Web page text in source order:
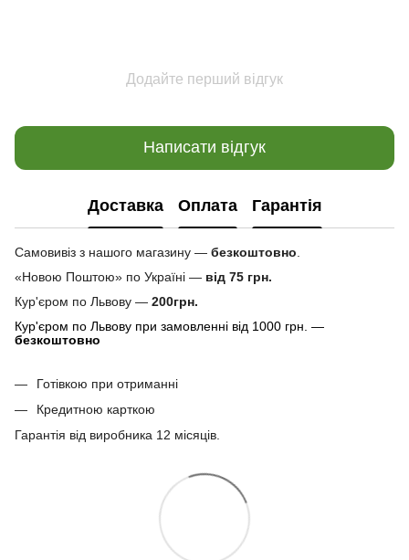
Додайте перший відгук
Написати відгук
Доставка Оплата Гарантія
Самовивіз з нашого магазину — безкоштовно
«Новою Поштою» по Україні — від 75 грн.
Кур'єром по Львову — 200грн.
Кур'єром по Львову при замовленні від 1000 грн. —
безкоштовно
Готівкою при отриманні
Кредитною карткою
Гарантія від виробника 12 місяців.